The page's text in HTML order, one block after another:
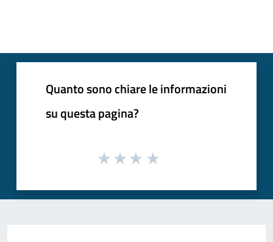
Quanto sono chiare le informazioni
su questa pagina?